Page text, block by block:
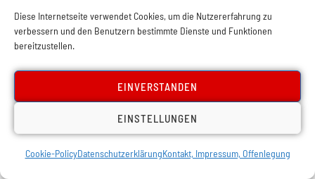
Diese Internetseite verwendet Cookies, um die Nutzererfahrung zu
verbessern und den Benutzern bestimmte Dienste und Funktionen
bereitzustellen.
EINVERSTANDEN
EINSTELLUNGEN
Cookie-PolicyDatenschutzerklärungKontakt, Impressum, Offenlegung
Engels und die
Arbeiterbewegung
Artikel: